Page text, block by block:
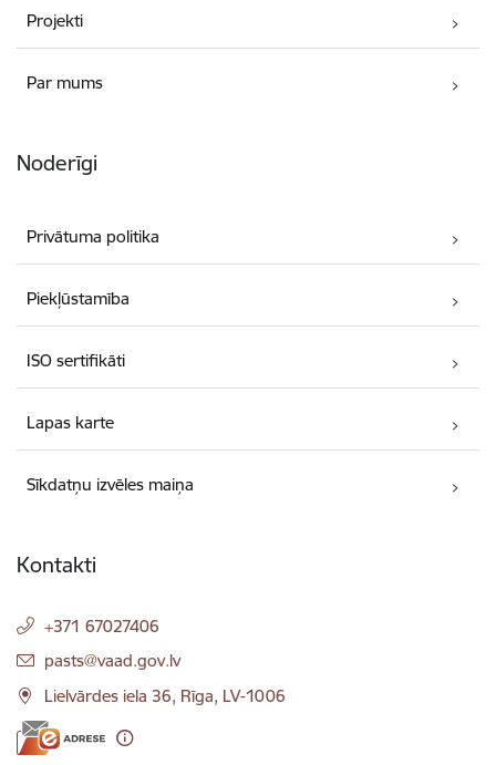
Projekti
Par mums
Noderīgi
Privātuma politika
Piekļūstamība
ISO sertifikāti
Lapas karte
Sīkdatņu izvēles maiņa
Kontakti
+371 67027406
E-pasts:
pasts@vaad.gov.lv
Lielvārdes iela 36, Rīga, LV-1006